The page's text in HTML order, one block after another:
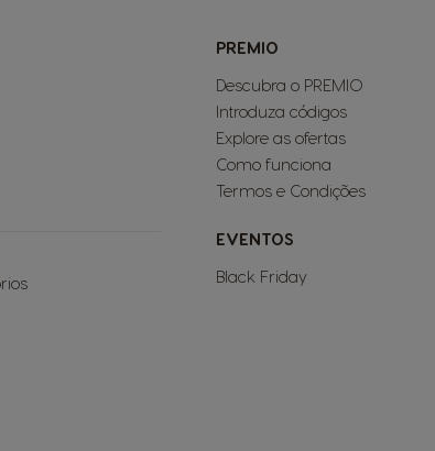
PREMIO
Descubra o PREMIO
Introduza códigos
Explore as ofertas
Como funciona
Termos e Condições
EVENTOS
Black Friday